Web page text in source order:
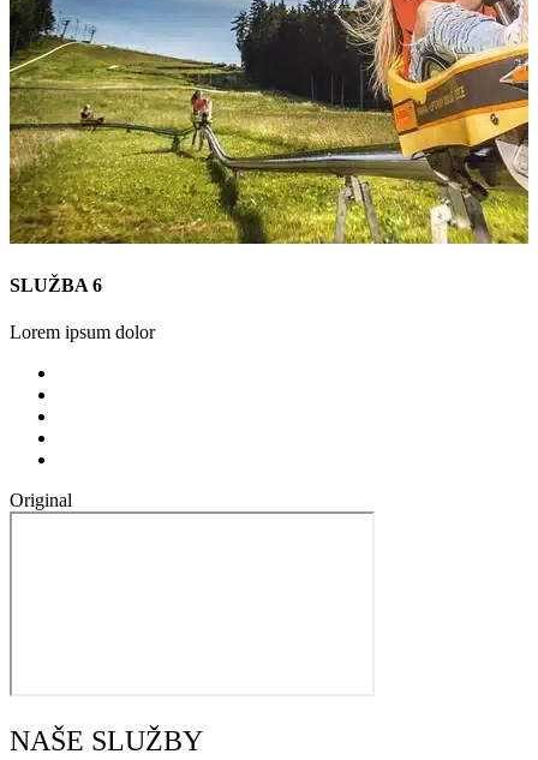
SLUŽBA 6
Lorem ipsum dolor
Original
NAŠE SLUŽBY